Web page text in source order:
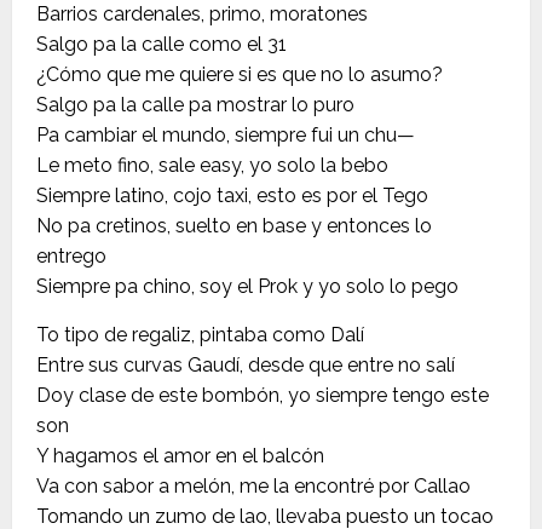
Barrios cardenales, primo, moratones
Salgo pa la calle como el 31
¿Cómo que me quiere si es que no lo asumo?
Salgo pa la calle pa mostrar lo puro
Pa cambiar el mundo, siempre fui un chu—
Le meto fino, sale easy, yo solo la bebo
Siempre latino, cojo taxi, esto es por el Tego
No pa cretinos, suelto en base y entonces lo
entrego
Siempre pa chino, soy el Prok y yo solo lo pego
To tipo de regaliz, pintaba como Dalí
Entre sus curvas Gaudí, desde que entre no salí
Doy clase de este bombón, yo siempre tengo este
son
Y hagamos el amor en el balcón
Va con sabor a melón, me la encontré por Callao
Tomando un zumo de lao, llevaba puesto un tocao